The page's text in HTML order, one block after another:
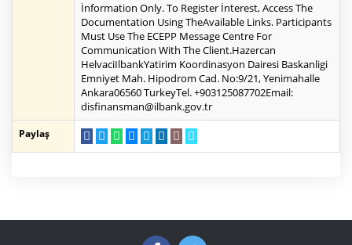
İnformation Only. To Register İnterest, Access The
Documentation Using TheAvailable Links. Participants
Must Use The ECEPP Message Centre For
Communication With The Client.Hazercan
HelvaciIlbankYatirim Koordinasyon Dairesi Baskanligi
Emniyet Mah. Hipodrom Cad. No:9/21, Yenimahalle
Ankara06560 TurkeyTel. +903125087702Email:
disfinansman@ilbank.gov.tr
Paylaş